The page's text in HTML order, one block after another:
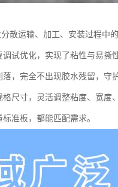
散运输、加工、安装过程中
调试优化，实现了粘性与易
，完全不出现胶水残留，守
尺寸，灵活调整粘度、宽度
准板，都能匹配需求。